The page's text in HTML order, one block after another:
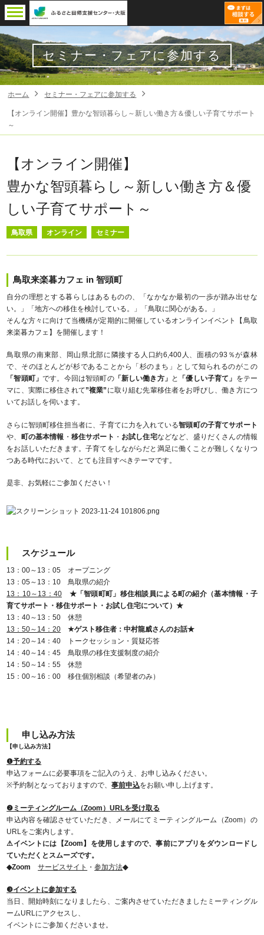
セミナー・フェアに参加する
ホーム セミナー・フェアに参加する
【オンライン開催】豊かな智頭暮らし～新しい働き方＆優しい子育てサポート
～
【オンライン開催】
豊かな智頭暮らし～新しい働き方＆優
しい子育てサポート～
鳥取県 オンライン セミナー
鳥取来楽暮カフェ in 智頭町
自分の理想とする暮らしはあるものの、「なかなか最初の一歩が踏み出せな
い。」「地方への移住を検討している。」「鳥取に関心がある。」
そんな方々に向けて当機構が定期的に開催しているオンラインイベント【鳥取
来楽暮カフェ】を開催します！
鳥取県の南東部、岡山県北部に隣接する人口約6,400人、面積の93％が森林
で、そのほとんどが杉であることから「杉のまち」として知られるのがこの
「智頭町」です。今回は智頭町の「新しい働き方」 と 「優しい子育て」 をテー
マに、実際に移住されて”複業”に取り組む先輩移住者をお呼びし、働き方につ
いてお話しを伺います。
さらに智頭町移住担当者に、子育てに力を入れている智頭町の子育てサポート
や、 町の基本情報 ・ 移住サポート ・ お試し住宅などなど、盛りだくさんの情報
をお話しいただきます。子育てをしながらだと満足に働くことが難しくなりつ
つある時代において、とても注目すべきテーマです。
是非、お気軽にご参加ください！
スケジュール
13：00～13：05 オープニング
13：05～13：10 鳥取県の紹介
13：10～13：40★「智頭町町」移住相談員による町の紹介（基本情報・子
育てサポート・移住サポート・お試し住宅について）★
13：40～13：50
休憩
13：50～14：20
★ゲスト移住者：中村龍威さんのお話★
14：20～14：40
トークセッション・質疑応答
14：40～14：45 鳥取県の移住支援制度の紹介
14：50～14：55 休憩
15：00～16：00 移住個別相談（希望者のみ）
申し込み方法
【申し込み方法】
❶予約する
申込フォームに必要事項をご記入のうえ、お申し込みください。
※予約制となっておりますので、事前申込をお願い申し上げます。
❷ミーティングルーム（Zoom）URLを受け取る
申込内容を確認させていただき、メールにてミーティングルーム（Zoom）の
URLをご案内します。
⚠イベントには【Zoom】を使用しますので、事前にアプリをダウンロードし
ていただくとスムーズです。
◆Zoomサービスサイト ・参加方法◆
❸イベントに参加する
当日、開始時刻になりましたら、ご案内させていただきましたミーティングル
ームURLにアクセスし、
イベントにご参加くださいませ。